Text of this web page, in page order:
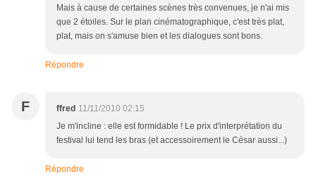
Mais à cause de certaines scènes très convenues, je n'ai mis
que 2 étoiles. Sur le plan cinématographique, c'est très plat,
plat, mais on s'amuse bien et les dialogues sont bons.
Répondre
F ffred 11/11/2010 02:15
Je m'incline : elle est formidable ! Le prix d'interprétation du
festival lui tend les bras (et accessoirement le César aussi...)
Répondre